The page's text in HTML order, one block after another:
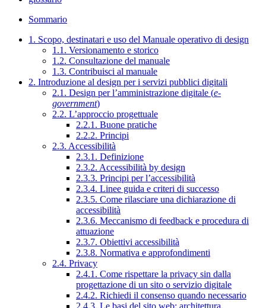
Sommario
1. Scopo, destinatari e uso del Manuale operativo di design
1.1. Versionamento e storico
1.2. Consultazione del manuale
1.3. Contribuisci al manuale
2. Introduzione al design per i servizi pubblici digitali
2.1. Design per l’amministrazione digitale (e-
government)
2.2. L’approccio progettuale
2.2.1. Buone pratiche
2.2.2. Principi
2.3. Accessibilità
2.3.1. Definizione
2.3.2. Accessibilità by design
2.3.3. Principi per l’accessibilità
2.3.4. Linee guida e criteri di successo
2.3.5. Come rilasciare una dichiarazione di
accessibilità
2.3.6. Meccanismo di feedback e procedura di
attuazione
2.3.7. Obiettivi accessibilità
2.3.8. Normativa e approfondimenti
2.4. Privacy
2.4.1. Come rispettare la privacy sin dalla
progettazione di un sito o servizio digitale
2.4.2. Richiedi il consenso quando necessario
2.4.3. Le basi del sito web: architettura,